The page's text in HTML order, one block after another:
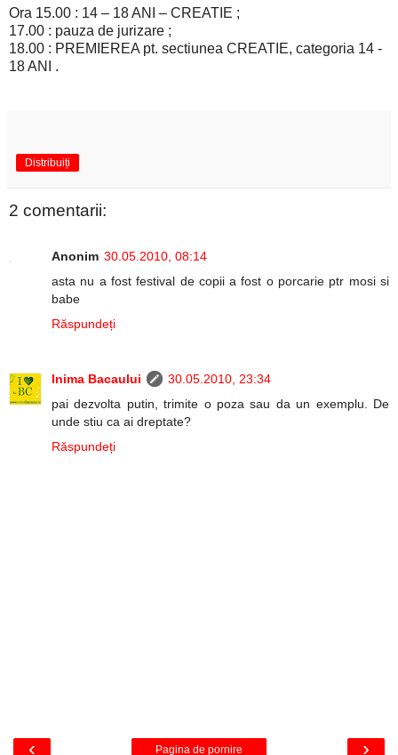
Ora 15.00 : 14 – 18 ANI – CREATIE ;
17.00 : pauza de jurizare ;
18.00 : PREMIEREA pt. sectiunea CREATIE, categoria 14 -
18 ANI .
Distribuiți
2 comentarii:
Anonim 30.05.2010, 08:14
asta nu a fost festival de copii a fost o porcarie ptr mosi si
babe
Răspundeți
Inima Bacaului
30.05.2010, 23:34
pai dezvolta putin, trimite o poza sau da un exemplu. De
unde stiu ca ai dreptate?
Răspundeți
‹ ›
Pagina de pornire